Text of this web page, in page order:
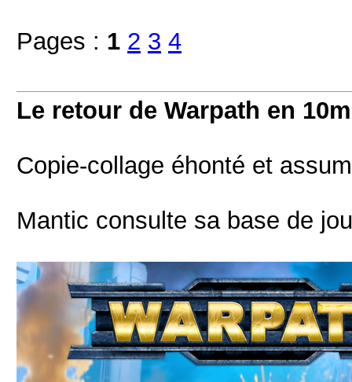
Pages : 1 2 3 4
Le retour de Warpath en
Copie-collage éhonté et
Mantic consulte sa base de